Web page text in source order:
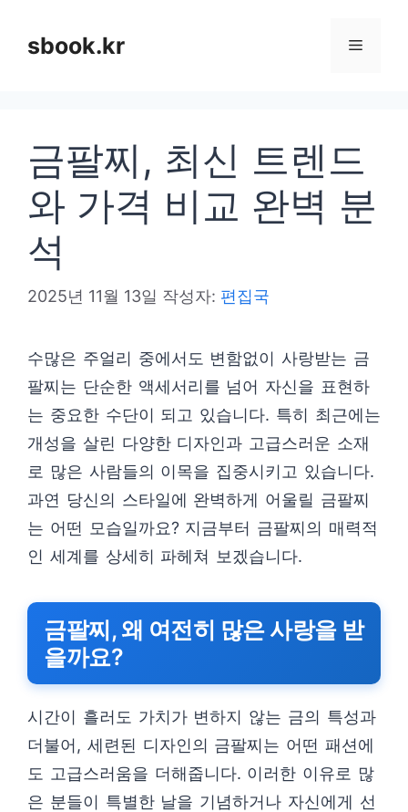
sbook.kr 메
금팔찌, 최신 트렌드
와 가격 비교 완벽 분
석
2025년 11월 13일 작성자: 편집국
수많은 주얼리 중에서도 변함없이 사랑받는 금
팔찌는 단순한 액세서리를 넘어 자신을 표현하
는 중요한 수단이 되고 있습니다. 특히 최근에는
개성을 살린 다양한 디자인과 고급스러운 소재
로 많은 사람들의 이목을 집중시키고 있습니다.
과연 당신의 스타일에 완벽하게 어울릴 금팔찌
는 어떤 모습일까요? 지금부터 금팔찌의 매력적
인 세계를 상세히 파헤쳐 보겠습니다.
금팔찌, 왜 여전히 많은 사랑을 받
을까요?
시간이 흘러도 가치가 변하지 않는 금의 특성과
더불어, 세련된 디자인의 금팔찌는 어떤 패션에
도 고급스러움을 더해줍니다. 이러한 이유로 많
은 분들이 특별한 날을 기념하거나 자신에게 선